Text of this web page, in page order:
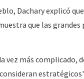
Dachary explicó
que las
vez más complicado,